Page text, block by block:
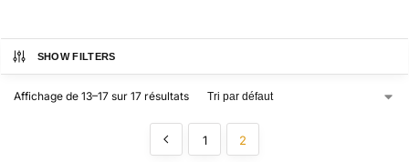
SHOW FILTERS
Affichage de 13–17 sur 17 résultats
1 2